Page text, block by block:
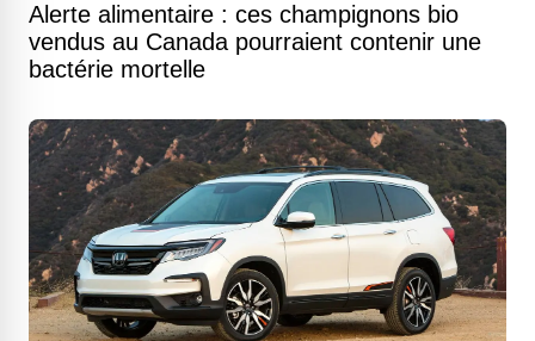
Alerte alimentaire : ces champignons bio
vendus au Canada pourraient contenir une
bactérie mortelle